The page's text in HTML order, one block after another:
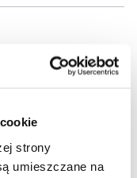
strony
umieszczane na
się
rowerze